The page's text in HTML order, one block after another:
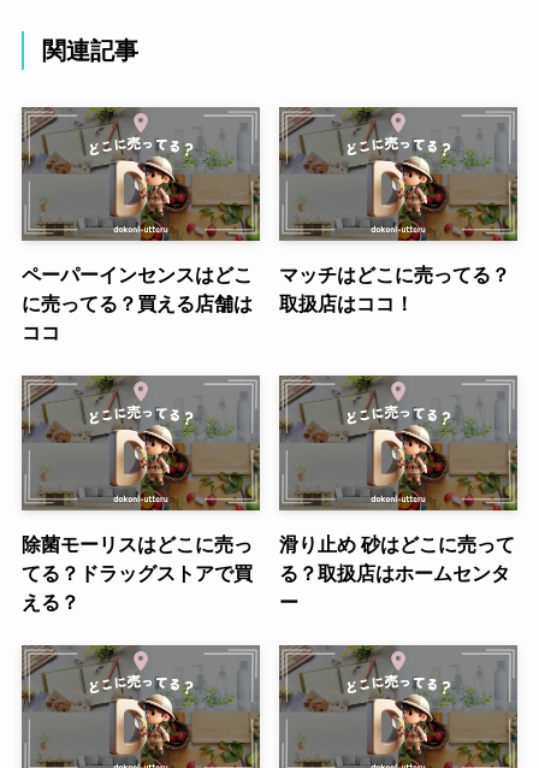
関連記事
ペーパーインセンスはどこ
に売ってる？買える店舗は
ココ
マッチはどこに売ってる？
取扱店はココ！
除菌モーリスはどこに売っ
てる？ドラッグストアで買
える？
滑り止め 砂はどこに売って
る？取扱店はホームセンタ
ー